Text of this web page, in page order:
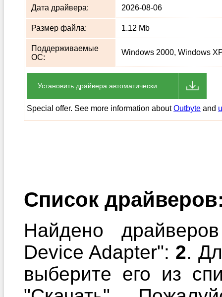
Дата драйвера: 2026-08-06
Размер файла: 1.12 Mb
Поддерживаемые
ОС:
Windows 2000, Windows
Установить драйвера автоматически
Special offer. See more information aboutOutbyte and
Список
Найдено
Device Adapter": 2.
выберите его из